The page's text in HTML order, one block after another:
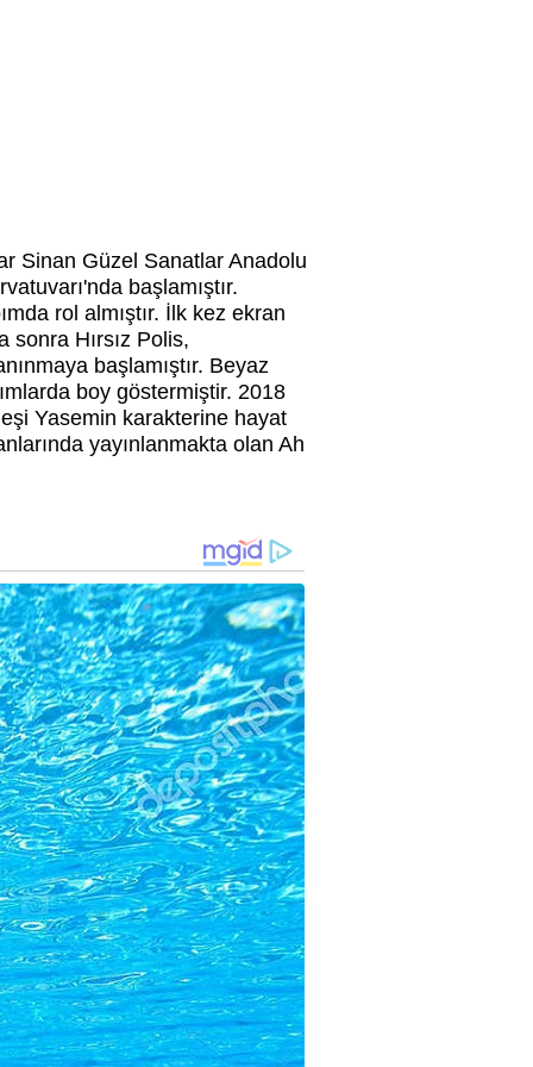
Sinan Güzel Sanatlar Anadolu
başlamıştır.
rol almıştır. İlk kez ekran
sonra Hırsız Polis,
başlamıştır. Beyaz
boy göstermiştir. 2018
Yasemin karakterine hayat
yayınlanmakta olan Ah